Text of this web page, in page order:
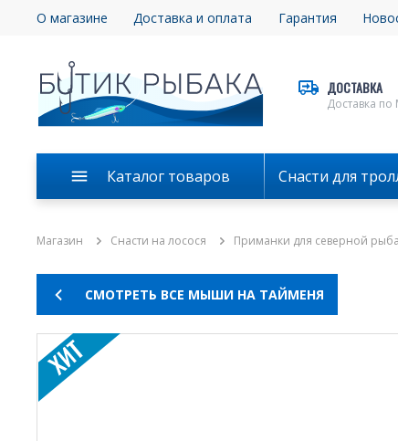
О магазине Доставка и оплата Гарантия
ДОСТАВКА
Доставка
Каталог товаров Снасти для
Магазин Снасти на лосося Приманки для северной
СМОТРЕТЬ ВСЕ МЫШИ НА ТАЙМЕНЯ